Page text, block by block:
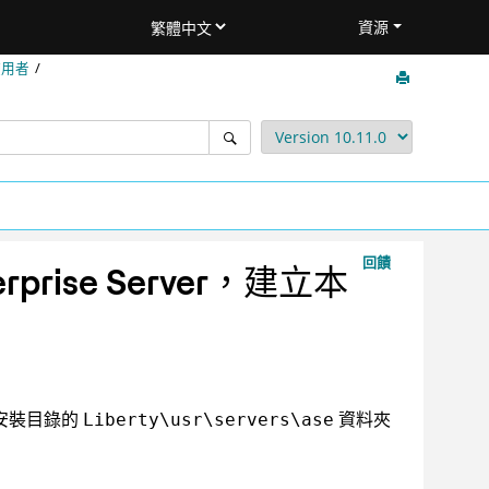
資源
者
回饋
Server，建立本
裝目錄的 Liberty\usr\servers\ase 資料夾